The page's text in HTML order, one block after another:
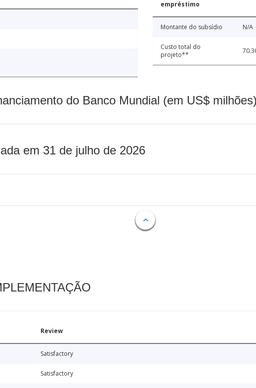
empréstimo
Montante do subsídio N/A
Custo total do
projeto**
do Banco Mundial (em US$
em 31 de julho de 2026
Review
Satisfactory
Satisfactory